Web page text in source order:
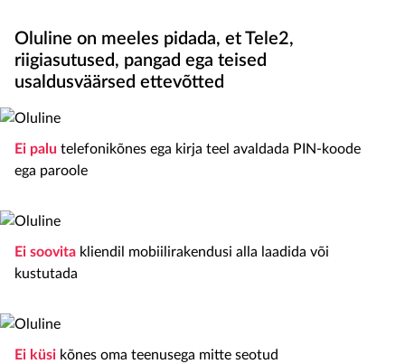
Oluline on meeles pidada, et Tele2,
riigiasutused, pangad ega teised
usaldusväärsed ettevõtted
Ei palu telefonikõnes ega kirja teel avaldada PIN-koode
ega paroole
Ei soovita kliendil mobiilirakendusi alla laadida või
kustutada
Ei küsi kõnes oma teenusega mitte seotud